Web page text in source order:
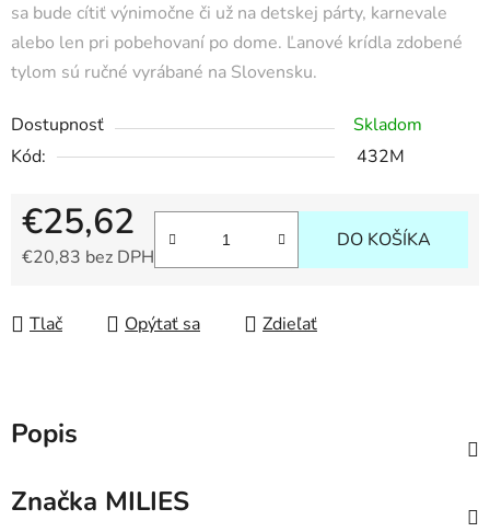
sa bude cítiť výnimočne či už na detskej párty, karnevale
alebo len pri pobehovaní po dome. Ľanové krídla zdobené
tylom sú ručné vyrábané na Slovensku.
Dostupnosť
Skladom
Kód:
432M
€25,62
€20,83 bez DPH
DO KOŠÍKA
Tlač Opýtať sa Zdieľať
Popis
Značka MILIES